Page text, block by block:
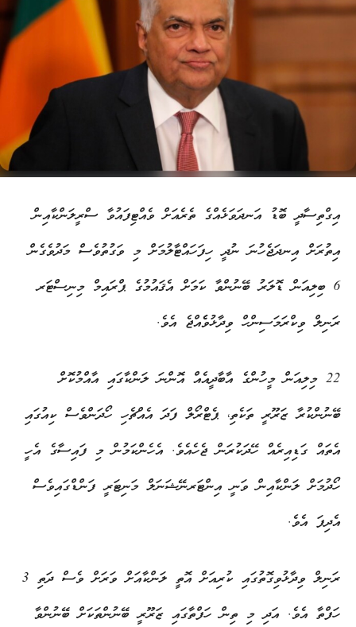
އިގްތިސާދީ ބޮޑު އަނދަވަޅެއްގެ ތެރެއަށް ވެއްޓިފައުވާ ސްރީލަންކާއިން
އިތުރަށް އިނދަޖެހުނަ ނުދީ ހިފަހައްޓާލުމަށް މި ވަގުތުވެސް މަދުވެގެން
6 ބިލިއަން ޑޮލަރު ބޭނުންވާ ކަމަށް އެޤައުމުގެ ޕްރައިމް މިނިސްޓަރ
ރަނިލް ވިކްރަމަސިންހް ވިދާޅުވެެއްޖެ އެވެ.
22 މިލިއަން މީހުންގެ އާބާދީއެއް އޮންނަ ލަންކާގައި އާއްމުކޮށް
ބޭނުންކުރާ ޒަރޫރީ ތަކެތި، ޕެޓްރޯލް ފަދަ އެއްޗެހި ހޯދަންވެސް ކިއުގައި
އެތައް ގަޑިއިރެއް ހޭދަކުރަން ޖެހެއެވެ. އެހެންކަމުން މި ފައިސާގެ އެހީ
ހޯދުމަށް ލަންކާއިން ވަނީ އިންޓަރނޭޝަނަލް މަނިޓަރީ ފަންޑްގައިވެސް
އެދިފަ އެވެ.
ރަނިލް ވިދާޅުވިގޮތުގައި ކުރިއަށް އޮތީ ލަންކާއަށް ވަރަށް ވެސް ދަތި 3
ހަފްތާ އެވެ. އަދި މި ތިން ހަފްތާގައި ޒަރޫރީ ބޭނުންތަކަށް ބޭނުންވާ